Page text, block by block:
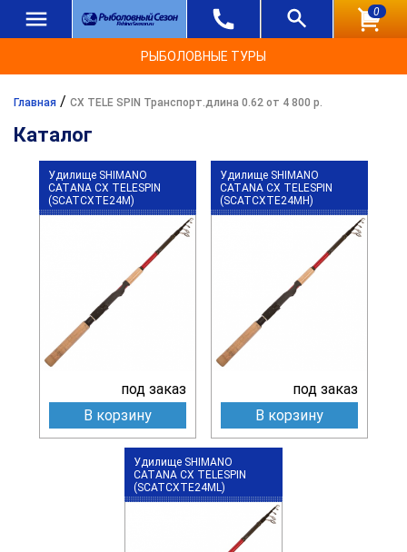
0
РЫБОЛОВНЫЕ ТУРЫ
Главная / CX TELE SPIN Транспорт.длина 0.62 от 4 800 р.
Каталог
Удилище SHIMANO
CATANA CX TELESPIN
(SCATCXTE24M)
под заказ
В корзину
Удилище SHIMANO
CATANA CX TELESPIN
(SCATCXTE24MH)
под заказ
В корзину
Удилище SHIMANO
CATANA CX TELESPIN
(SCATCXTE24ML)